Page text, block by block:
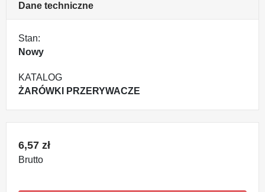
Dane techniczne
Stan:
Nowy
KATALOG
ŻARÓWKI PRZERYWACZE
6,57 zł
Brutto